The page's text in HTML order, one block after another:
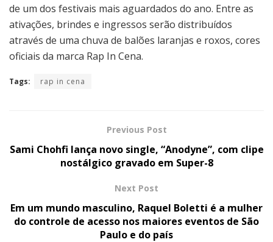
de um dos festivais mais aguardados do ano. Entre as
ativações, brindes e ingressos serão distribuídos
através de uma chuva de balões laranjas e roxos, cores
oficiais da marca Rap In Cena.
Tags: rap in cena
Previous Post
Sami Chohfi lança novo single, “Anodyne”, com clipe
nostálgico gravado em Super-8
Next Post
Em um mundo masculino, Raquel Boletti é a mulher
do controle de acesso nos maiores eventos de São
Paulo e do país